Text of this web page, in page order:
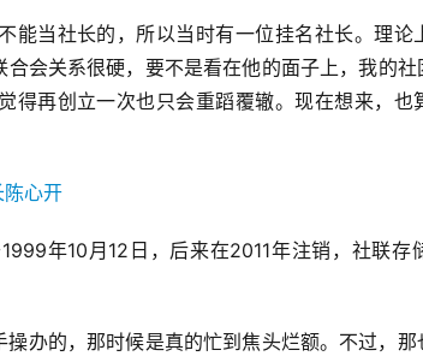
能当社长的，所以当时有一位挂名社长。理论
合会关系很硬，要不是看在他的面子上，我的
得再创立一次也只会重蹈覆辙。现在想来，也
年10月12日，后来在2011年注销，社联存
办的，那时候是真的忙到焦头烂额。不过，